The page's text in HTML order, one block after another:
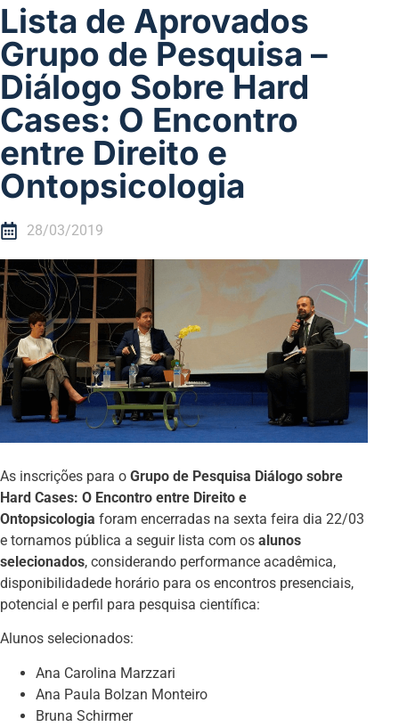
Lista de Aprovados
Grupo de Pesquisa –
Diálogo Sobre Hard
Cases: O Encontro
entre Direito e
Ontopsicologia
28/03/2019
As inscrições para o Grupo de Pesquisa Diálogo sobre
Hard Cases: O Encontro entre Direito e
Ontopsicologia foram encerradas na sexta feira dia 22/03
e tornamos pública a seguir lista com os alunos
selecionados, considerando performance acadêmica,
disponibilidadede horário para os encontros presenciais,
potencial e perfil para pesquisa científica:
Alunos selecionados:
Ana Carolina Marzzari
Ana Paula Bolzan Monteiro
Bruna Schirmer